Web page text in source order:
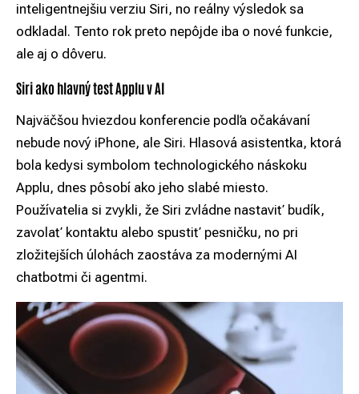
inteligentnejšiu verziu Siri, no reálny výsledok sa
odkladal. Tento rok preto nepôjde iba o nové funkcie,
ale aj o dôveru.
Siri ako hlavný test Applu v AI
Najväčšou hviezdou konferencie podľa očakávaní
nebude nový iPhone, ale Siri. Hlasová asistentka, ktorá
bola kedysi symbolom technologického náskoku
Applu, dnes pôsobí ako jeho slabé miesto.
Používatelia si zvykli, že Siri zvládne nastaviť budík,
zavolať kontaktu alebo spustiť pesničku, no pri
zložitejších úlohách zaostáva za modernými AI
chatbotmi či agentmi.